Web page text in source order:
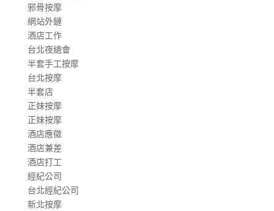
邪骨按摩
網站外鏈
酒店工作
台北夜總會
半套手工按摩
台北按摩
半套店
正妹按摩
正妹按摩
酒店應徵
酒店兼差
酒店打工
經紀公司
台北經紀公司
新北按摩